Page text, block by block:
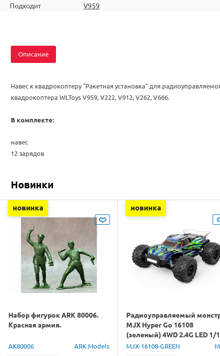
Подходит
V959
Описание
Навес к квадрокоптеру "Ракетная установка" для
квадрокоптера WLToys V959, V222, V912, V262, V666.
В комплекте:
навес
12 зарядов
Новинки
новинка
Набор фигурок ARK 80006.
Красная армия.
AK80006 ARK Models
новинка
Радиоуправляемый
MJX Hyper Go 16108
(зеленый) 4WD 2.4G LED 1/
RTR
MJX-16108-GREEN